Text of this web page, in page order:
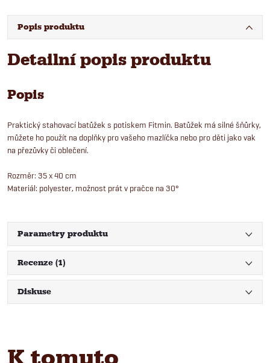
Popis produktu
Detailní popis produktu
Popis
Praktický stahovací batůžek s potiskem Fitmin. Batůžek má silné šňůrky,
můžete ho použít na doplňky pro vašeho mazlíčka nebo pro děti jako vak
na přezůvky či oblečení.
Rozměr: 35 x 40 cm
Materiál: polyester, možnost prát v pračce na 30°
Parametry produktu
Recenze (1)
Diskuse